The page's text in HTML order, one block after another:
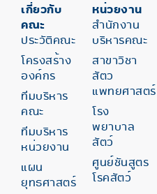
เกี่ยวกับ
คณะ
ประวัติคณะ
โครงสร้าง
องค์กร
ทีมบริหาร
คณะ
ทีมบริหาร
หน่วยงาน
แผน
ยุทธศาสตร์
หน่วยงาน
สำนักงาน
บริหารคณะ
สาขาวิชา
สัตว
แพทยศาสตร์
โรง
พยาบาล
สัตว์
ศูนย์ชันสูตร
โรคสัตว์